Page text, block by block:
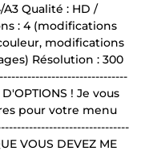
Qualité : HD /
: 4 (modifications
modifications
Résolution : 300
! Je vous
pour votre menu
VOUS DEVEZ ME